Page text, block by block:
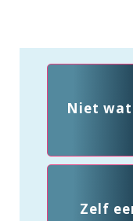
Niet wat
Zelf